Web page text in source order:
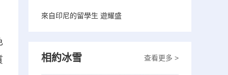
來自印尼的留學生 遊耀盛
查看更多 >
相約冰雪